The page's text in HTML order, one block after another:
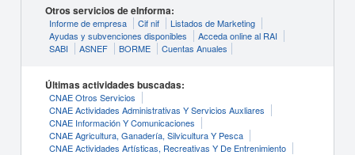
Otros servicios de eInforma:
Informe de empresa Cif nif
Listados de Marketing
Ayudas y subvenciones disponibles
Acceda online al RAI
SABI
ASNEF BORME Cuentas Anuales
Últimas actividades buscadas:
CNAE Otros Servicios
CNAE Actividades Administrativas Y Servicios Auxliares
CNAE Información Y Comunicaciones
CNAE Agricultura, Ganadería, Silvicultura Y Pesca
CNAE Actividades Artísticas, Recreativas Y De Entrenimiento